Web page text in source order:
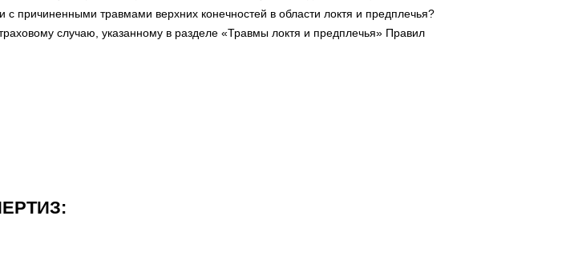
причиненными травмами верхних конечностей в области локтя и предплечья?
случаю, указанному в разделе «Травмы локтя и предплечья» Правил